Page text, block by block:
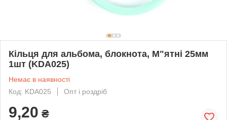
Кільця для альбома, блокнота, М"ятні 25мм
1шт (KDA025)
Немає в наявності
Код: KDA025
Опт і роздріб
9,20 ₴